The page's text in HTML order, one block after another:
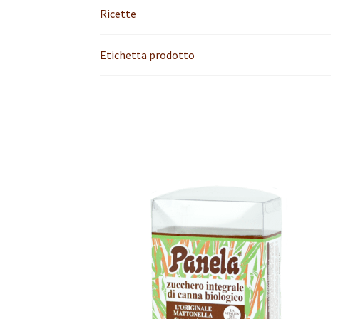
Ricette
Etichetta prodotto